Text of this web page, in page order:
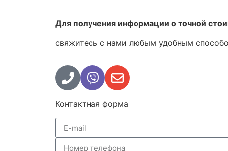
Для получения информации о точной
свяжитесь с нами любым удобным
Контактная форма